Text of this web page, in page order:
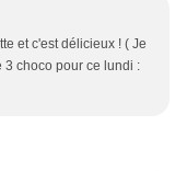
et c'est délicieux ! ( Je
3 choco pour ce lundi :